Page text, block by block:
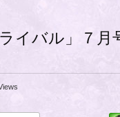
ライバル」７